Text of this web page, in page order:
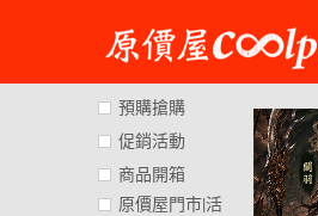
content
預購搶購
促銷活動
商品開箱
原價屋門市|活